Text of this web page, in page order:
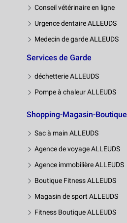
Conseil vétérinaire en ligne
Urgence dentaire ALLEUDS
Medecin de garde ALLEUDS
Services de Garde
déchetterie ALLEUDS
Pompe à chaleur ALLEUDS
Shopping-Magasin-Boutique
Sac à main ALLEUDS
Agence de voyage ALLEUDS
Agence immobilière ALLEUDS
Boutique Fitness ALLEUDS
Magasin de sport ALLEUDS
Fitness Boutique ALLEUDS